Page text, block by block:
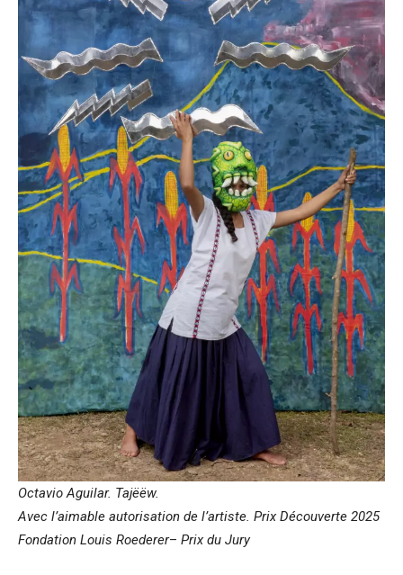
Octavio Aguilar. Tajëëw.
Avec l’aimable autorisation de l’artiste. Prix Découverte 2025
Fondation Louis Roederer– Prix du Jury